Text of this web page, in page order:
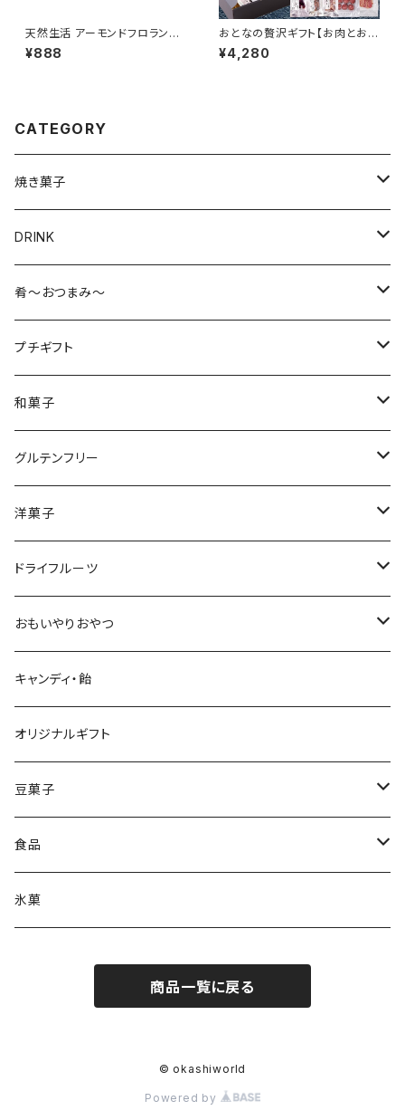
天然生活 アーモンドフロランタ
ン (6個)
¥888
おとなの贅沢ギフト【お肉とおさ
かな】食べ比べ5種 SM000111
82
¥4,280
CATEGORY
焼き菓子
美味しいグルテンフリー
抹茶
材料
タルト
フロランタン
バウムクーヘン
ふと食べたくなるおやつ
ブラウニー
DRINK
お茶・抹茶
材料
珈琲
紅茶
肴～おつまみ～
海鮮珍味
チーズ
プチギフト
飲料・お茶
和菓子
煎餅
干し芋
干し芋
ふと食べたくなるおやつ
グルテンフリー
焼き菓子・クッキー
フィナンシェ
オートミール
オートミールクッキー
洋菓子
ゼリー
ペクチンゼリー
キャンディ・色どり飴
チョコレート
ドライフルーツ
アーモンド・ミックスナッツ
おもいやりおやつ
ドライ納豆
キャンディ・飴
オリジナルギフト
豆菓子
駄菓子
食品
ホームパーティー食材
氷菓
商品一覧に戻る
© okashiworld
Powered by